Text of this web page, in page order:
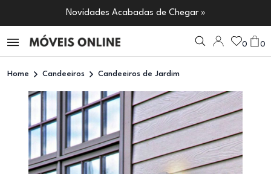
Novidades Acabadas de Chegar »
0 0
Home Candeeiros Candeeiros de Jardim